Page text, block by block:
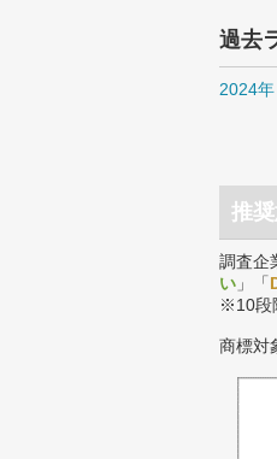
過去
2024年
推
調査企
い 」「
※10段
商標対